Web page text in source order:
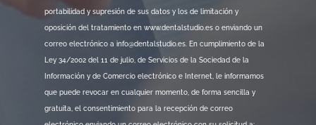
portabilidad y supresión de sus datos y los de limitación y
oposición del tratamiento en www.dentalstudio.es o enviando un
correo electrónico a info@dentalstudio.es. En cumplimiento de la
Ley 34/2002 del 11 de julio, de Servicios de la Sociedad de la
Información y de Comercio electrónico e Internet, le informamos
que puede revocar en cualquier momento, de forma sencilla y
gratuita, el consentimiento para la recepción de correo